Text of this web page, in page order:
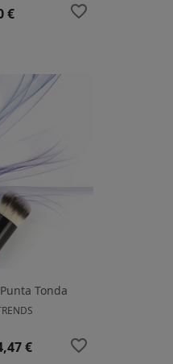
€ favorite_border
Tonda
€ favorite_border